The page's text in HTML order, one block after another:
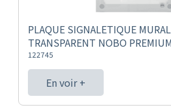
PLAQUE SIGNALETIQUE
TRANSPARENT NOBO
122745
En voir +